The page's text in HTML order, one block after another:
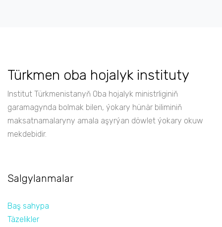
Türkmen oba hojalyk instituty
Institut Türkmenistanyň Oba hojalyk ministrliginiň
garamagynda bolmak bilen, ýokary hünär biliminiň
maksatnamalaryny amala aşyrýan döwlet ýokary okuw
mekdebidir.
Salgylanmalar
Baş sahypa
Täzelikler